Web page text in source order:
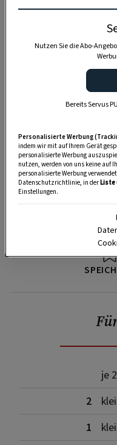
je
2
1
Nutzen Sie die Abo-
Bereits Servus
Personalisierte Werbung
indem wir mit auf Ihrem Gerät
personalisierte Werbung
nutzen, werden von uns keine auf
personalisierte Werbung
Datenschutzrichtlinie, in derListe
Einstellungen.